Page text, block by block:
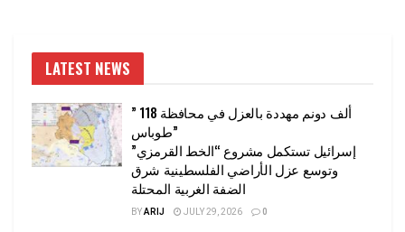
LATEST NEWS
” 118 ألف دونم مهددة بالعزل في محافظة
طوباس”
إسرائيل تستكمل مشروع “الخط القرمزي”
وتوسع عزل الأراضي الفلسطينية شرق
الضفة الغربية المحتلة
BYARIJ JULY 29, 2026 0